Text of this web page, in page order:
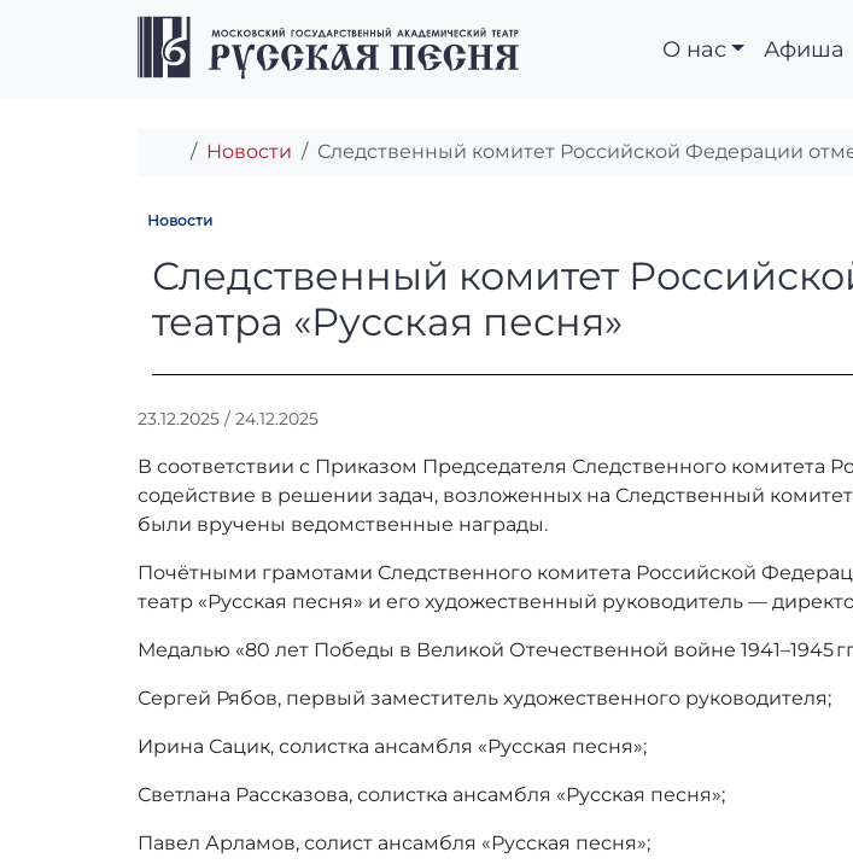
Перейти к содержимому
Перейти к футеру
О нас Афиша
Главная
Новости Следственный комитет Российской Федерации
Новости
Следственный комитет
Следственный комитет
театра «Русская песня»
23.12.2025 / 24.12.2025
т
о
р
А
н
с
а
и
Б
т
В соответствии с Приказом Председателя Следственного
содействие в решении задач, возложенных на Следственный
были вручены ведомственные награды.
Почётными грамотами Следственного комитета Российской
театр «Русская песня» и его художественный руководитель —
Медалью «80 лет Победы в Великой Отечественной войне 1941–1945
Сергей Рябов, первый заместитель художественного руководителя;
Ирина Сацик, солистка ансамбля «Русская песня»;
Светлана Рассказова, солистка ансамбля «Русская песня»;
Павел Арламов, солист ансамбля «Русская песня»;